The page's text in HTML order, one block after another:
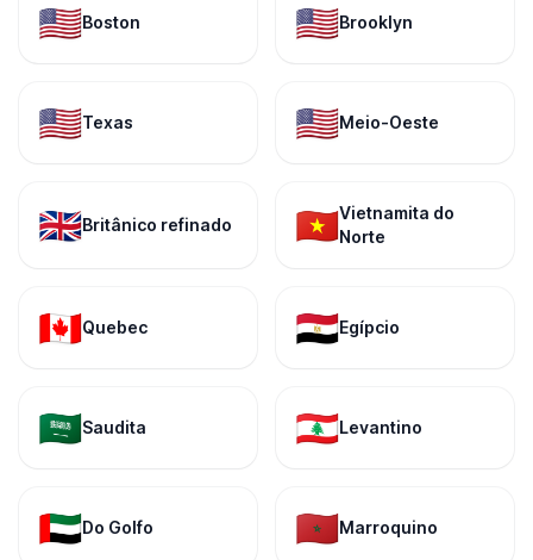
🇺🇸Boston 🇺🇸Brooklyn
🇺🇸Texas 🇺🇸Meio-Oeste
🇬🇧Britânico refinado 🇻🇳Vietnamita do
Norte
🇨🇦Quebec 🇪🇬Egípcio
🇸🇦Saudita 🇱🇧Levantino
🇦🇪Do Golfo 🇲🇦Marroquino